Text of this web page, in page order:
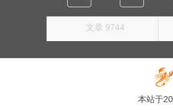
文章 9744
本站于